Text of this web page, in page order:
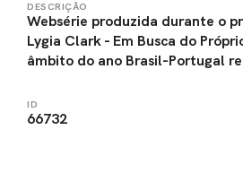
DESCRIÇÃO
Websérie produzida durante o
Lygia Clark - Em Busca do
âmbito do ano Brasil-Portugal
ID
66732